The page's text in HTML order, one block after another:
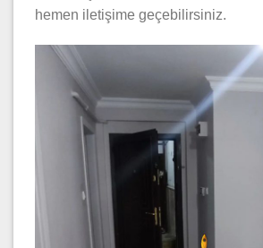
hemen iletişime geçebilirsiniz.